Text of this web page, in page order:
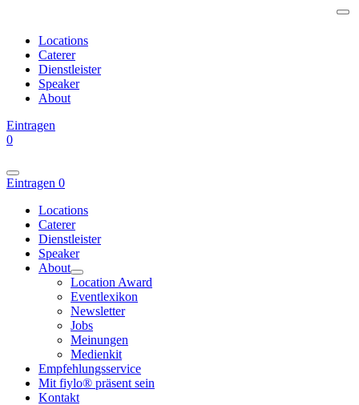
Locations
Caterer
Dienstleister
Speaker
About
Eintragen
0
Eintragen 0
Locations
Caterer
Dienstleister
Speaker
About
Location Award
Eventlexikon
Newsletter
Jobs
Meinungen
Medienkit
Empfehlungsservice
Mit fiylo® präsent sein
Kontakt